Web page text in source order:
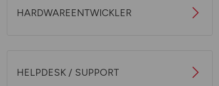
HARDWAREENTWICKLER
HELPDESK / SUPPORT